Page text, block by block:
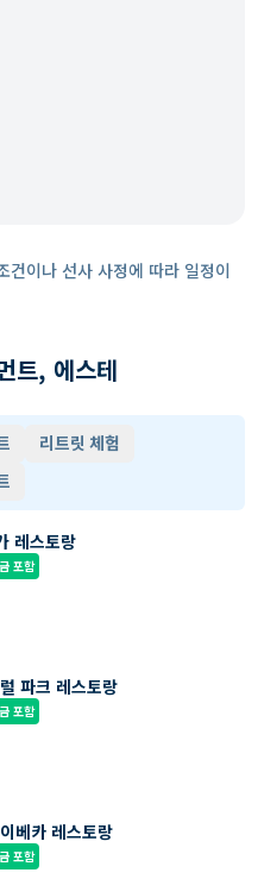
건이나 선사 사정에 따라 일정이
트, 에스테
리트릿 체험
레스토랑
포함
파크 레스토랑
포함
베카 레스토랑
포함